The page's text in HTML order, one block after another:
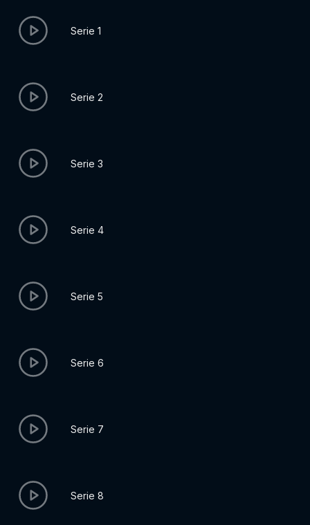
Serie 1
Serie 2
Serie 3
Serie 4
Serie 5
Serie 6
Serie 7
Serie 8